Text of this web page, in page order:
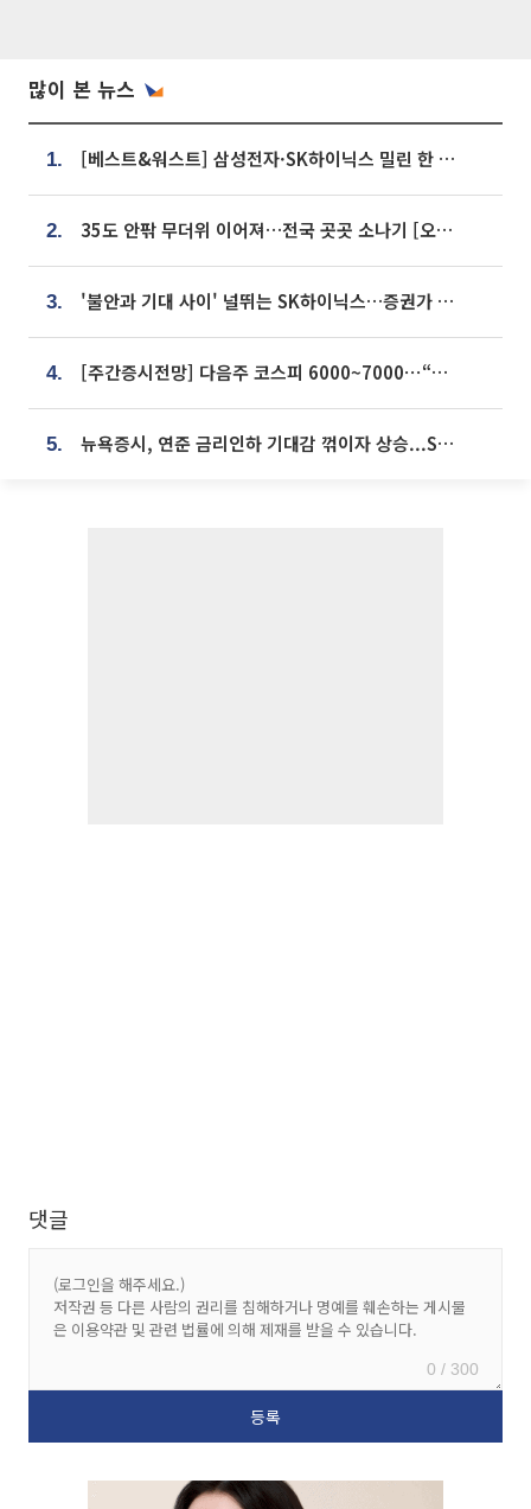
많이 본 뉴스
1. [베스트&워스트] 삼성전자·SK하이닉스 밀린 한 주…상상인증권은 85% 급등
2. 35도 안팎 무더위 이어져…전국 곳곳 소나기 [오늘 날씨]
3. '불안과 기대 사이' 널뛰는 SK하이닉스…증권가 "HBM4·LTA 기반 펀터멘털 견고"
4. [주간증시전망] 다음주 코스피 6000~7000⋯“外人 수급은 정책이 변수”
5. 뉴욕증시, 연준 금리인하 기대감 꺾이자 상승...S&P500 사상 최고치 [종합]
댓글
0 / 300